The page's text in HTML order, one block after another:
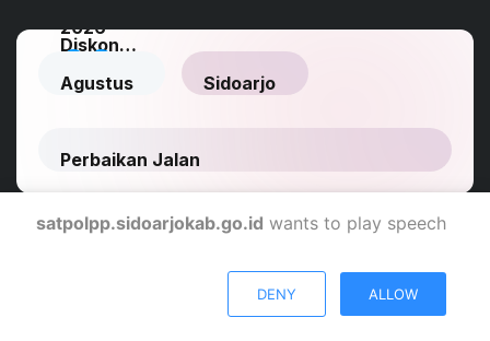
Dinas Komunikasi Dan Informatika Kabupaten Sidoarjo
© 2024
satpolpp.sidoarjokab.go.id wants to play speech
DENY ALLOW